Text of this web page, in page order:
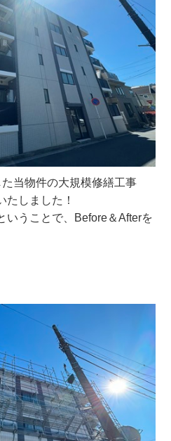
当物件の大規模修繕工事
たしました！
いうことで、Before＆Afterを